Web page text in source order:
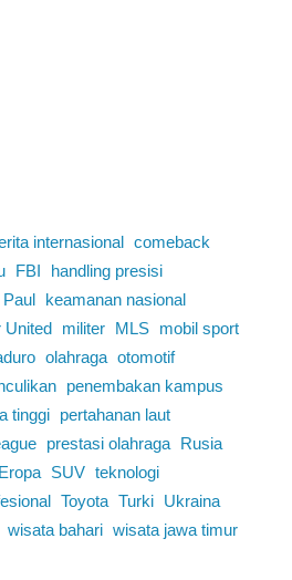
internasional comeback
FBI
handling presisi
keamanan nasional
United militer MLS
mobil sport
olahraga otomotif
penembakan kampus
tinggi
pertahanan laut
prestasi olahraga
Rusia
SUV teknologi
Toyota Turki
Ukraina
wisata bahari wisata jawa timur